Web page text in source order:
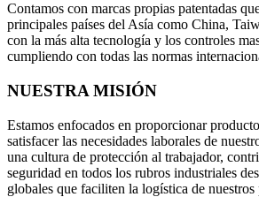
Contamos con marcas propias patentadas
principales países del Asía como China,
con la más alta tecnología y los controles
cumpliendo con todas las normas
NUESTRA MISIÓN
Estamos enfocados en proporcionar
satisfacer las necesidades laborales de
una cultura de protección al trabajador,
seguridad en todos los rubros industriales
globales que faciliten la logística de nuestros